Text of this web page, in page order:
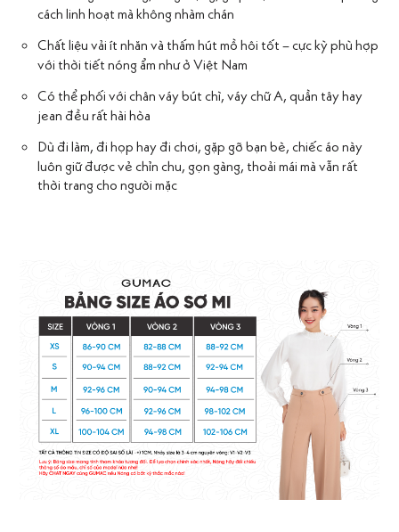
cách linh hoạt mà không nhàm chán
Chất liệu vải ít nhăn và thấm hút mồ hôi tốt – cực kỳ phù hợp
với thời tiết nóng ẩm như ở Việt Nam
Có thể phối với chân váy bút chì, váy chữ A, quần tây hay
jean đều rất hài hòa
Dù đi làm, đi họp hay đi chơi, gặp gỡ bạn bè, chiếc áo này
luôn giữ được vẻ chỉn chu, gọn gàng, thoải mái mà vẫn rất
thời trang cho người mặc